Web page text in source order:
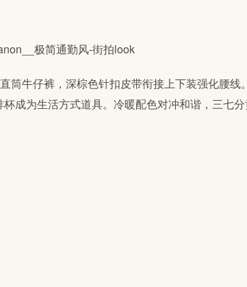
筒牛仔裤，深棕色针扣皮带衔接上下装强化腰线
成为生活方式道具。冷暖配色对冲和谐，三七